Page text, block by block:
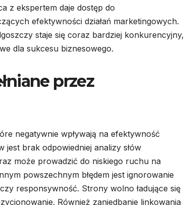
z ekspertem daje dostęp do
efektywności działań marketingowych.
staje się coraz bardziej konkurencyjny,
dla sukcesu biznesowego.
przez
negatywnie wpływają na efektywność
jest brak odpowiedniej analizy słów
może prowadzić do niskiego ruchu na
powszechnym błędem jest ignorowanie
responsywność. Strony wolno ładujące się
Również zaniedbanie linkowania